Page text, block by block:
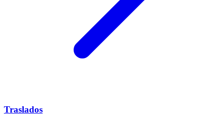
Traslados